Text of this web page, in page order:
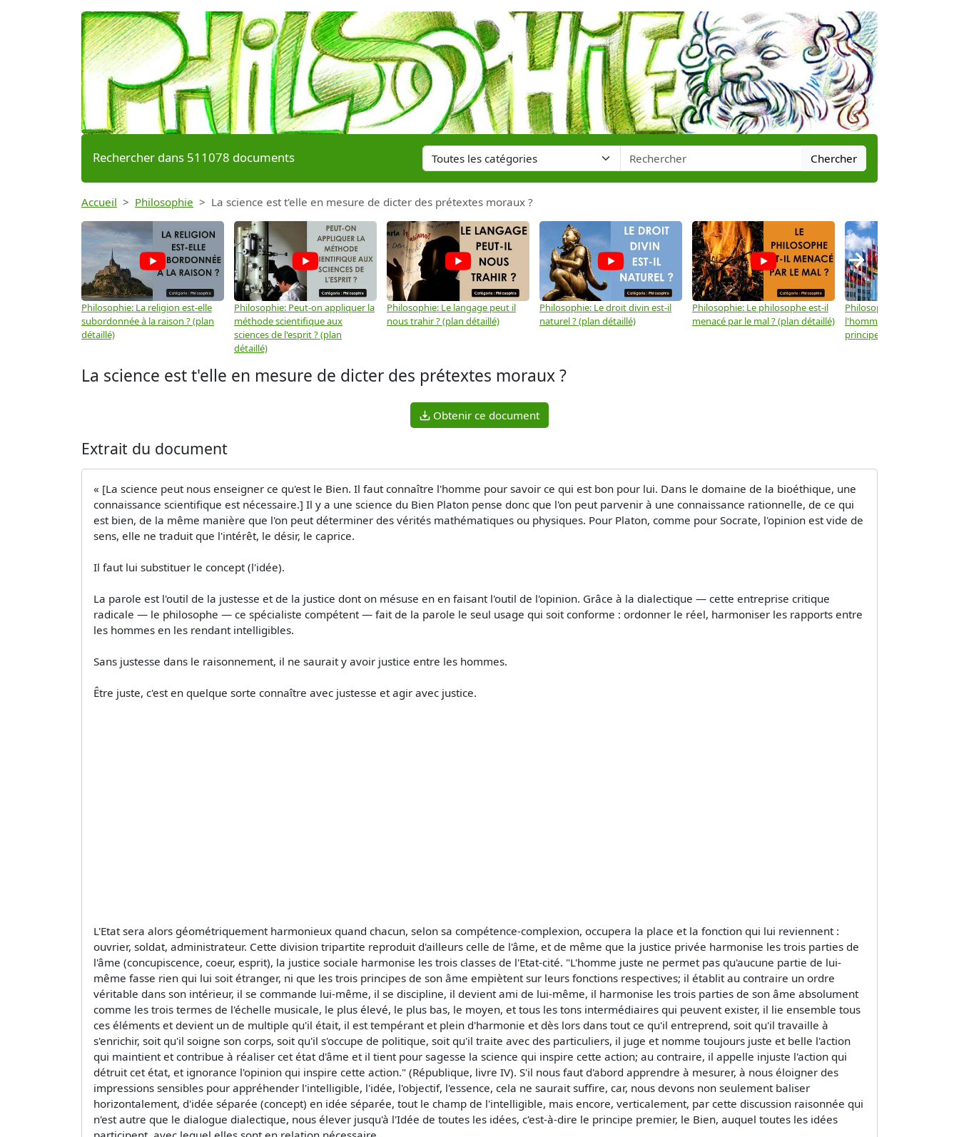
Rechercher dans 511078 documents Chercher
Accueil Philosophie La science est t'elle en mesure de dicter des prétextes moraux ?
Philosophie: La religion est-elle
subordonnée à la raison ? (plan
détaillé)
Philosophie: Peut-on appliquer la
méthode scientifique aux
sciences de l'esprit ? (plan
détaillé)
Philosophie: Le langage peut il
nous trahir ? (plan détaillé)
Philosophie: Le droit divin est-il
naturel ? (plan détaillé)
Philosophie: Le philosophe est-il
menacé par le mal ? (plan détaillé)
Philosophie: Les droits de
l'homme ne sont-ils que
principes moraux ? (plan
→
La science est t'elle en mesure de dicter des prétextes moraux ?
Obtenir ce document
Extrait du document
« [La science peut nous enseigner ce qu'est le Bien. Il faut connaître l'homme pour savoir ce qui est bon pour lui. Dans le domaine de la bioéthique, une
connaissance scientifique est nécessaire.] Il y a une science du Bien Platon pense donc que l'on peut parvenir à une connaissance rationnelle, de ce qui
est bien, de la même manière que l'on peut déterminer des vérités mathématiques ou physiques. Pour Platon, comme pour Socrate, l'opinion est vide de
sens, elle ne traduit que l'intérêt, le désir, le caprice.
Il faut lui substituer le concept (l'idée).
La parole est l'outil de la justesse et de la justice dont on mésuse en en faisant l'outil de l'opinion. Grâce à la dialectique — cette entreprise critique
radicale — le philosophe — ce spécialiste compétent — fait de la parole le seul usage qui soit conforme : ordonner le réel, harmoniser les rapports entre
les hommes en les rendant intelligibles.
Sans justesse dans le raisonnement, il ne saurait y avoir justice entre les hommes.
Être juste, c'est en quelque sorte connaître avec justesse et agir avec justice.
L'Etat sera alors géométriquement harmonieux quand chacun, selon sa compétence-complexion, occupera la place et la fonction qui lui reviennent :
ouvrier, soldat, administrateur. Cette division tripartite reproduit d'ailleurs celle de l'âme, et de même que la justice privée harmonise les trois parties de
l'âme (concupiscence, coeur, esprit), la justice sociale harmonise les trois classes de l'Etat-cité. "L'homme juste ne permet pas qu'aucune partie de lui-
même fasse rien qui lui soit étranger, ni que les trois principes de son âme empiètent sur leurs fonctions respectives; il établit au contraire un ordre
véritable dans son intérieur, il se commande lui-même, il se discipline, il devient ami de lui-même, il harmonise les trois parties de son âme absolument
comme les trois termes de l'échelle musicale, le plus élevé, le plus bas, le moyen, et tous les tons intermédiaires qui peuvent exister, il lie ensemble tous
ces éléments et devient un de multiple qu'il était, il est tempérant et plein d'harmonie et dès lors dans tout ce qu'il entreprend, soit qu'il travaille à
s'enrichir, soit qu'il soigne son corps, soit qu'il s'occupe de politique, soit qu'il traite avec des particuliers, il juge et nomme toujours juste et belle l'action
qui maintient et contribue à réaliser cet état d'âme et il tient pour sagesse la science qui inspire cette action; au contraire, il appelle injuste l'action qui
détruit cet état, et ignorance l'opinion qui inspire cette action." (République, livre IV). S'il nous faut d'abord apprendre à mesurer, à nous éloigner des
impressions sensibles pour appréhender l'intelligible, l'idée, l'objectif, l'essence, cela ne saurait suffire, car, nous devons non seulement baliser
horizontalement, d'idée séparée (concept) en idée séparée, tout le champ de l'intelligible, mais encore, verticalement, par cette discussion raisonnée qui
n'est autre que le dialogue dialectique, nous élever jusqu'à l'Idée de toutes les idées, c'est-à-dire le principe premier, le Bien, auquel toutes les idées